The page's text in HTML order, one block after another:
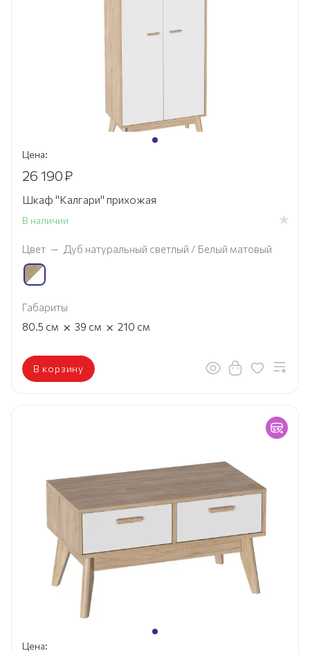
Цена:
26 190₽
Шкаф "Калгари" прихожая
В наличии
Цвет — Дуб натуральный светлый / Белый матовый
Габариты
80.5 см × 39 см × 210 см
В корзину
Цена: